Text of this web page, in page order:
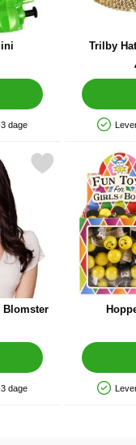
På lager
dage
Trilby
Blomster
På lager
dage
med Sølv Blomster som